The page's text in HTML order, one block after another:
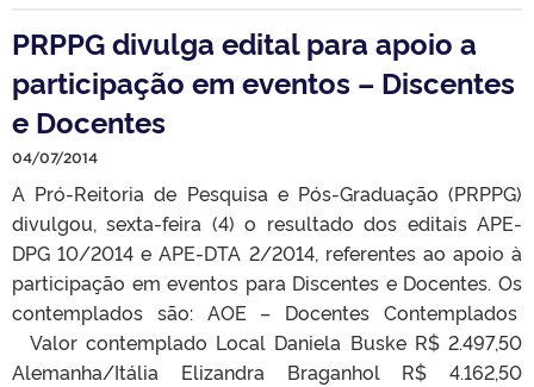
PRPPG divulga edital para apoio a
participação em eventos – Discentes
e Docentes
04/07/2014
A Pró-Reitoria de Pesquisa e Pós-Graduação (PRPPG)
divulgou, sexta-feira (4) o resultado dos editais APE-
DPG 10/2014 e APE-DTA 2/2014, referentes ao apoio à
participação em eventos para Discentes e Docentes. Os
contemplados são: AOE – Docentes Contemplados
Valor contemplado Local Daniela Buske R$ 2.497,50
Alemanha/Itália Elizandra Braganhol R$ 4.162,50